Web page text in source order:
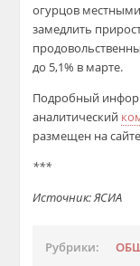
огурцов
замедлить
до 5,1% в марте.
Подробный
аналитический
размещен на
***
Источник: ЯСИА
Рубрики: